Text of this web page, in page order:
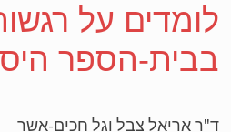
על רגשות
הספר
אריאל צבל וגל חכים-אשר